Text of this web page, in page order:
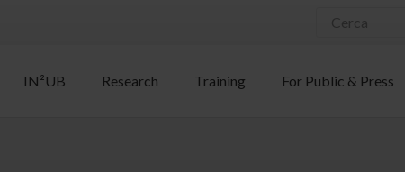
IN²UB Research Training For Public & Press